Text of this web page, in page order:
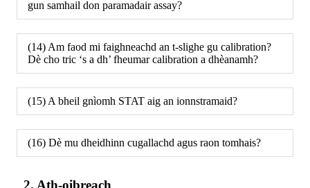
gun samhail don paramadair assay?
(14) Am faod mi faighneachd an t-slighe gu calibration?
Dè cho tric ‘s a dh’ fheumar calibration a dhèanamh?
(15) A bheil gnìomh STAT aig an ionnstramaid?
(16) Dè mu dheidhinn cugallachd agus raon tomhais?
2. Ath-oibreach